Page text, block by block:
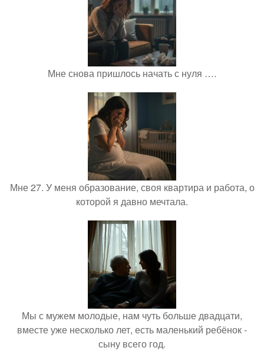
Мне снова пришлось начать с нуля ….
Мне 27. У меня образование, своя квартира и работа, о
которой я давно мечтала.
Мы с мужем молодые, нам чуть больше двадцати,
вместе уже несколько лет, есть маленький ребёнок -
сыну всего год.